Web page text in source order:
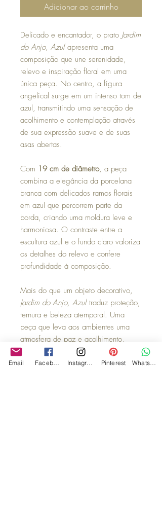
Adicionar ao carrinho
Delicado e encantador, o prato Jardim
do Anjo, Azulapresenta uma
composição que une serenidade,
relevo e inspiração floral em uma
única peça. No centro, a figura
angelical surge em um intenso tom de
azul, transmitindo uma sensação de
acolhimento e contemplação através
de sua expressão suave e de suas
asas abertas.
Com 19 cm de diâmetro, a peça
combina a elegância da porcelana
branca com delicados ramos florais
em azul que percorrem parte da
borda, criando uma moldura leve e
harmoniosa. O contraste entre a
escultura azul e o fundo claro valoriza
os detalhes do relevo e confere
profundidade à composição.
Mais do que um objeto decorativo,
Jardim do Anjo, Azultraduz proteção,
ternura e beleza atemporal. Uma
peça que leva aos ambientes uma
atmosfera de paz e acolhimento,
transformando a decoração em um
espaço de significado, delicadeza e
Email Pinterest